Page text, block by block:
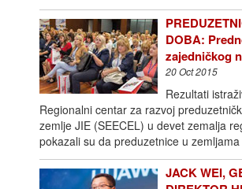
DOBA:
zajedničkog
20 Oct 2015
Rezultati
Regionalni centar za razvoj
zemlje JIE (SEECEL) u devet zemalja
pokazali su da preduzetnice u zemljama
JACK WEI,